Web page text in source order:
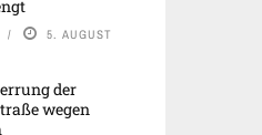
5. AUGUST
der
wegen